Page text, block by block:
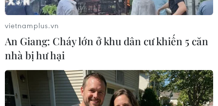
vietnamplus.vn
An Giang: Cháy lớn ở khu dân cư khiến 5 căn
nhà bị hư hại